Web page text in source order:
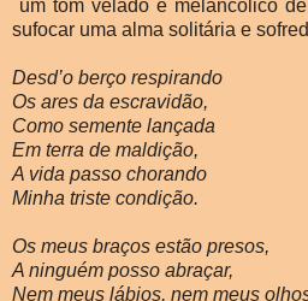
um tom velado e melancólico
sufocar uma alma solitária e
Desd’o berço respirando
Os ares da escravidão,
Como semente lançada
Em terra de maldição,
A vida passo chorando
Minha triste condição.
Os meus braços estão presos,
A ninguém posso abraçar,
Nem meus lábios, nem meus